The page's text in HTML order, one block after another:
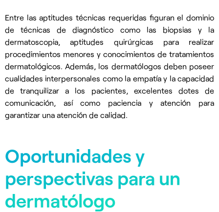
Entre las aptitudes técnicas requeridas figuran el dominio
de técnicas de diagnóstico como las biopsias y la
dermatoscopia, aptitudes quirúrgicas para realizar
procedimientos menores y conocimientos de tratamientos
dermatológicos. Además, los dermatólogos deben poseer
cualidades interpersonales como la empatía y la capacidad
de tranquilizar a los pacientes, excelentes dotes de
comunicación, así como paciencia y atención para
garantizar una atención de calidad.
Oportunidades y
perspectivas para un
dermatólogo